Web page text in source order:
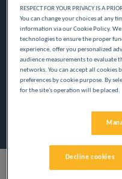
Navigate forward to
Dodaj specjalny kod
RESPECT FOR YOUR PRIVACY IS A
You can change your choices at any
information via our Cookie Policy.
technologies to ensure the proper
experience, offer you personalized
audience measurements to evaluate
networks. You can accept all cookies
preferences by cookie purpose. By
for the site's operation will be placed.
Decline cookies